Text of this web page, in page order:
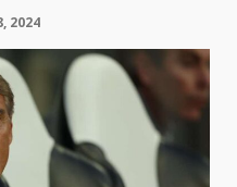
2024